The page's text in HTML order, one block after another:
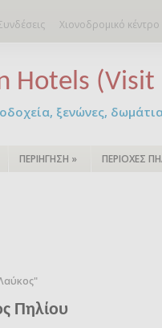
Χιονοδρομικό
Hotels (Visit
ξενώνες,
ΠΕΡΙΗΓΗΣΗ » ΠΕΡΙΟΧΕΣ
Πηλίου